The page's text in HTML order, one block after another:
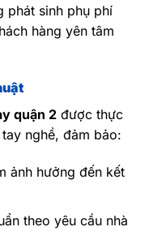
phát sinh phụ phí
hàng yên tâm
quận 2 được thực
nghề, đảm bảo:
ảnh hưởng đến kết
theo yêu cầu nhà